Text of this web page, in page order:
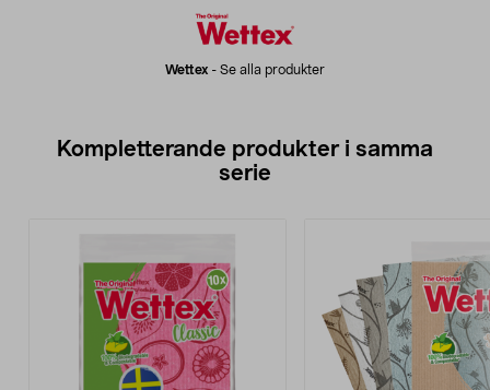
Wettex - Se alla produkter
Kompletterande produkter i samma
serie